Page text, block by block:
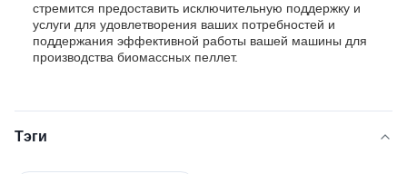
стремится предоставить исключительную поддержку и
услуги для удовлетворения ваших потребностей и
поддержания эффективной работы вашей машины для
производства биомассных пеллет.
Тэги